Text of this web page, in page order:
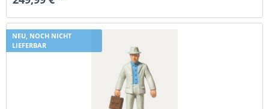
NEU, NOCH NICHT
LIEFERBAR